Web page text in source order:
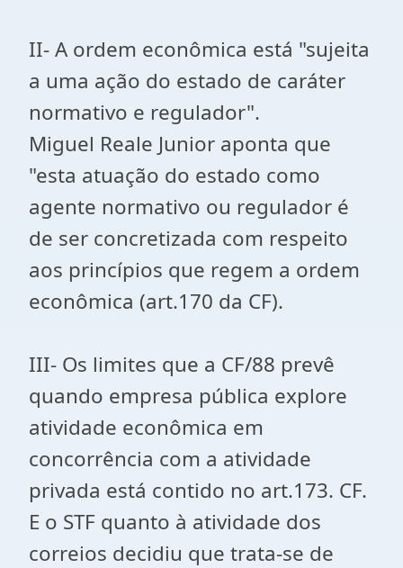
II- A ordem econômica está "sujeita
a uma ação do estado de caráter
normativo e regulador".
Miguel Reale Junior aponta que
"esta atuação do estado como
agente normativo ou regulador é
de ser concretizada com respeito
aos princípios que regem a ordem
econômica (art.170 da CF).
III- Os limites que a CF/88 prevê
quando empresa pública explore
atividade econômica em
concorrência com a atividade
privada está contido no art.173. CF.
E o STF quanto à atividade dos
correios decidiu que trata-se de